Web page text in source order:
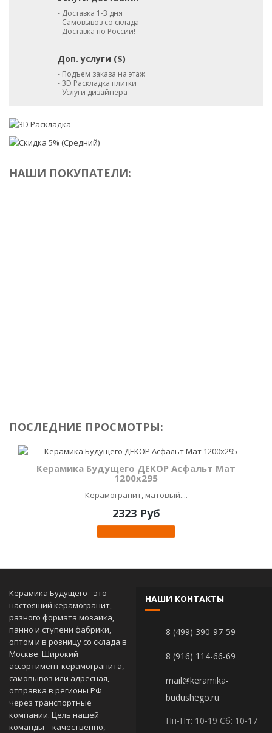
- Доставка 1-3 дня
- Самовывоз со склада
- Доставка по России!
Доп. услуги ($)
- Подъем заказа на этаж
- 3D Раскладка плитки
- Услуги дизайнера
НАШИ ПОКУПАТЕЛИ:
ПОСЛЕДНИЕ ПРОСМОТРЫ:
Керамика Будущего ДЕКОР Асфальт Мат
1200х295
Керамогранит, матовый....
2323 Руб
Керамика Будущего - это
настоящий керамогранит,
разного формата мозаика,
панно и ступени фабрики,
оптом и в розницу со склада в
Москве. Широкий
ассортимент керамогранита,
самовывоз или адресная,
отправка в регионы РФ
через транспортные
компании. Цель нашей
команды – качественно,
НАШИ КОНТАКТЫ
8 (499) 390-97-59
8 (916) 114-66-69
mail@keramika-
budushego.ru
Пн-Пт: 10-19 Сб: 10-17